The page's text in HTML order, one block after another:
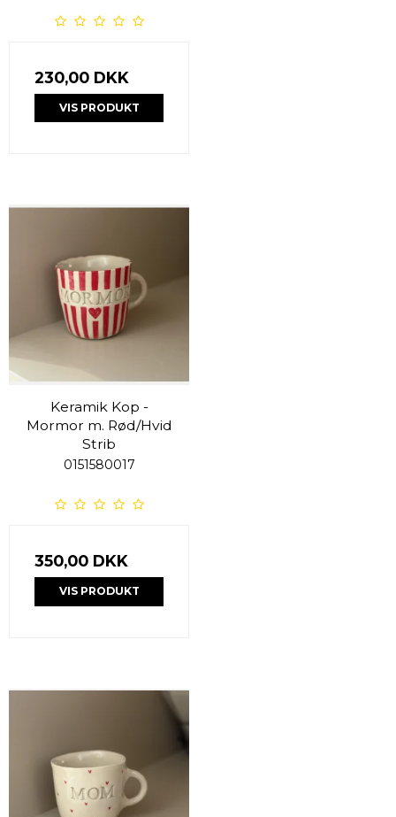
230,00 DKK
VIS PRODUKT
Keramik Kop -
Mormor m. Rød/Hvid
Strib
0151580017
350,00 DKK
VIS PRODUKT